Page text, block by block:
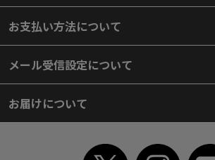
お支払い方法について
メール受信設定について
お届けについて